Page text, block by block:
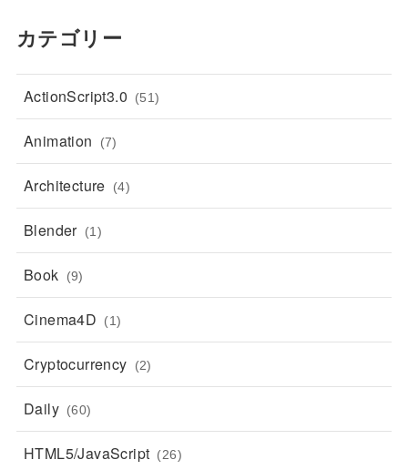
カテゴリー
ActionScript3.0 (51)
Animation (7)
Architecture (4)
Blender (1)
Book (9)
Cinema4D (1)
Cryptocurrency (2)
Daily (60)
HTML5/JavaScript (26)